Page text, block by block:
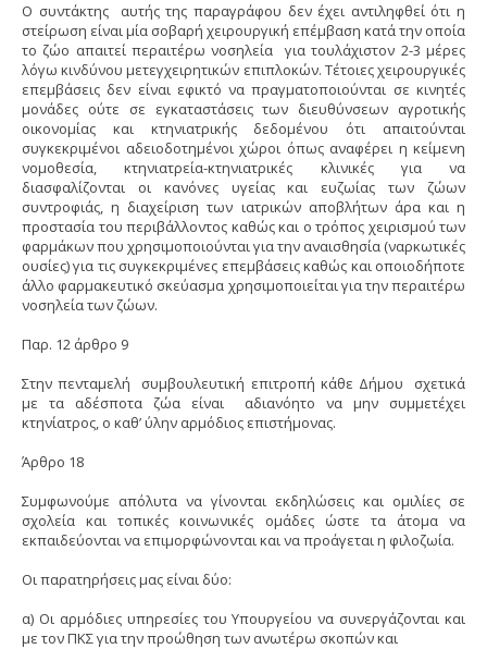
Ο συντάκτης αυτής της παραγράφου δεν έχει αντιληφθεί ότι η
στείρωση είναι μία σοβαρή χειρουργική επέμβαση κατά την οποία
το ζώο απαιτεί περαιτέρω νοσηλεία για τουλάχιστον 2-3 μέρες
λόγω κινδύνου μετεγχειρητικών επιπλοκών. Τέτοιες χειρουργικές
επεμβάσεις δεν είναι εφικτό να πραγματοποιούνται σε κινητές
μονάδες ούτε σε εγκαταστάσεις των διευθύνσεων αγροτικής
οικονομίας και κτηνιατρικής δεδομένου ότι απαιτούνται
συγκεκριμένοι αδειοδοτημένοι χώροι όπως αναφέρει η κείμενη
νομοθεσία, κτηνιατρεία-κτηνιατρικές κλινικές για να
διασφαλίζονται οι κανόνες υγείας και ευζωίας των ζώων
συντροφιάς, η διαχείριση των ιατρικών αποβλήτων άρα και η
προστασία του περιβάλλοντος καθώς και ο τρόπος χειρισμού των
φαρμάκων που χρησιμοποιούνται για την αναισθησία (ναρκωτικές
ουσίες) για τις συγκεκριμένες επεμβάσεις καθώς και οποιοδήποτε
άλλο φαρμακευτικό σκεύασμα χρησιμοποιείται για την περαιτέρω
νοσηλεία των ζώων.
Παρ. 12 άρθρο 9
Στην πενταμελή συμβουλευτική επιτροπή κάθε Δήμου σχετικά
με τα αδέσποτα ζώα είναι αδιανόητο να μην συμμετέχει
κτηνίατρος, ο καθ’ ύλην αρμόδιος επιστήμονας.
Άρθρο 18
Συμφωνούμε απόλυτα να γίνονται εκδηλώσεις και ομιλίες σε
σχολεία και τοπικές κοινωνικές ομάδες ώστε τα άτομα να
εκπαιδεύονται να επιμορφώνονται και να προάγεται η φιλοζωία.
Οι παρατηρήσεις μας είναι δύο:
α) Οι αρμόδιες υπηρεσίες του Υπουργείου να συνεργάζονται και
με τον ΠΚΣ για την προώθηση των ανωτέρω σκοπών και